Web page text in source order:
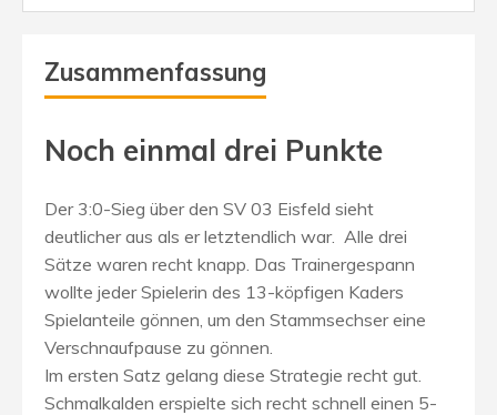
Zusammenfassung
Noch einmal drei Punkte
Der 3:0-Sieg über den SV 03 Eisfeld sieht
deutlicher aus als er letztendlich war. Alle drei
Sätze waren recht knapp. Das Trainergespann
wollte jeder Spielerin des 13-köpfigen Kaders
Spielanteile gönnen, um den Stammsechser eine
Verschnaufpause zu gönnen.
Im ersten Satz gelang diese Strategie recht gut.
Schmalkalden erspielte sich recht schnell einen 5-